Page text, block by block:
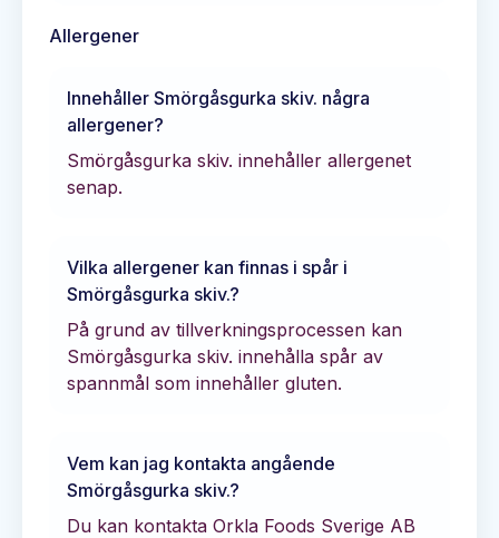
Allergener
Innehåller Smörgåsgurka skiv. några
allergener?
Smörgåsgurka skiv. innehåller allergenet
senap.
Vilka allergener kan finnas i spår i
Smörgåsgurka skiv.?
På grund av tillverkningsprocessen kan
Smörgåsgurka skiv. innehålla spår av
spannmål som innehåller gluten.
Vem kan jag kontakta angående
Smörgåsgurka skiv.?
Du kan kontakta Orkla Foods Sverige AB